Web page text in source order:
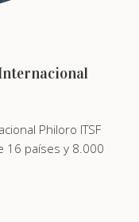
Philoro ITSF
16 países y 8.000